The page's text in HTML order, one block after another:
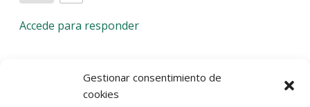
Gestionar consentimiento de
cookies
Accede para responder
Deja una respuesta